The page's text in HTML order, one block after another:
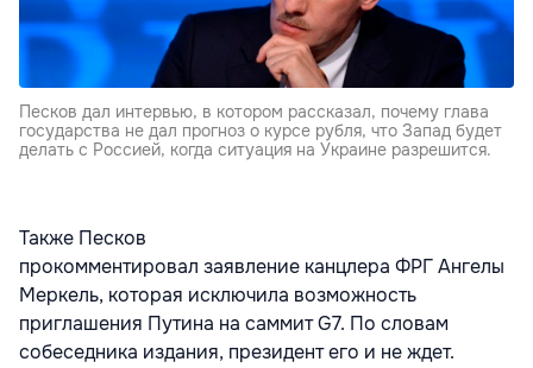
Песков дал интервью, в котором рассказал, почему глава
государства не дал прогноз о курсе рубля, что Запад будет
делать с Россией, когда ситуация на Украине разрешится.
Также Песков
прокомментировал заявление канцлера ФРГ Ангелы
Меркель, которая исключила возможность
приглашения Путина на саммит G7. По словам
собеседника издания, президент его и не ждет.